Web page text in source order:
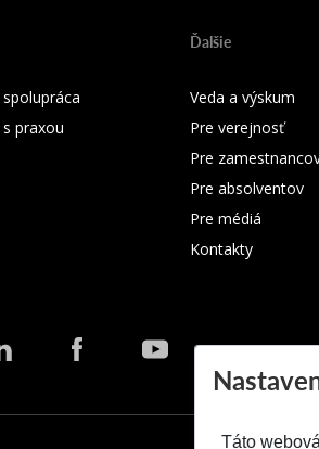
praxou
Ďalšie
Veda a výskum
Pre verejnosť
Pre
Pre absolventov
Pre médiá
Kontakty
Táto